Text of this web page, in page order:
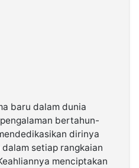
baru dalam dunia
bertahun-
dirinya
setiap rangkaian
menciptakan